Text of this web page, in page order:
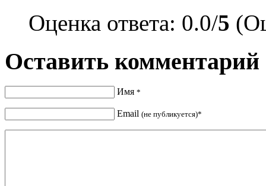
Оценка ответа: 0.0/5
Оставить комментарий
Имя *
Email (не публикуется)*